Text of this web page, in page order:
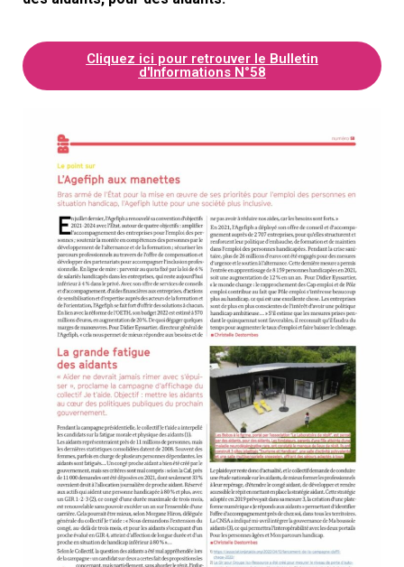
Cliquez ici pour retrouver le Bulletin
d'Informations N°58